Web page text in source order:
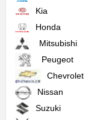
Kia
Honda
Mitsubishi
Peugeot
Chevrolet
Nissan
Suzuki